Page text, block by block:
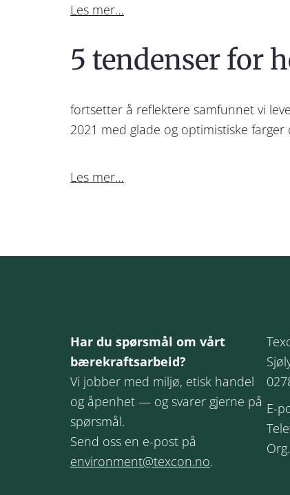
Les mer…
5 tendenser for
fortsetter å reflektere samfunnet vi
2021 med glade og optimistiske
Les mer…
Har du spørsmål om vårt
bærekraftsarbeid?
Vi jobber med miljø, etisk handel
og åpenhet — og svarer gjerne på
spørsmål.
Send oss en e-post på
environment@texcon.no.
E-